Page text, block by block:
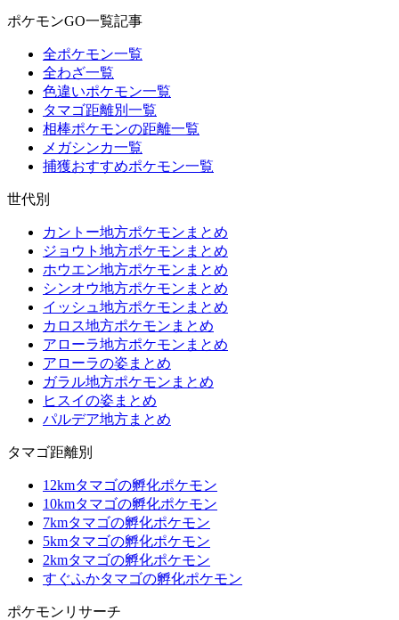
ポケモンGO一覧記事
全ポケモン一覧
全わざ一覧
色違いポケモン一覧
タマゴ距離別一覧
相棒ポケモンの距離一覧
メガシンカ一覧
捕獲おすすめポケモン一覧
世代別
カントー地方ポケモンまとめ
ジョウト地方ポケモンまとめ
ホウエン地方ポケモンまとめ
シンオウ地方ポケモンまとめ
イッシュ地方ポケモンまとめ
カロス地方ポケモンまとめ
アローラ地方ポケモンまとめ
アローラの姿まとめ
ガラル地方ポケモンまとめ
ヒスイの姿まとめ
パルデア地方まとめ
タマゴ距離別
12kmタマゴの孵化ポケモン
10kmタマゴの孵化ポケモン
7kmタマゴの孵化ポケモン
5kmタマゴの孵化ポケモン
2kmタマゴの孵化ポケモン
すぐふかタマゴの孵化ポケモン
ポケモンリサーチ